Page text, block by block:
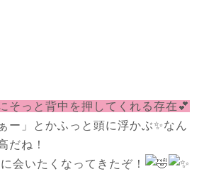
そっと背中を押してくれる存在💕
ー」とかふっと頭に浮かぶ✨なん
だね！
会いたくなってきたぞ！